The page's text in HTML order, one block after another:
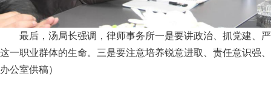
最后，汤局长强调，律师事务所一是要讲政治、抓党建、
这一职业群体的生命。三是要注意培养锐意进取、责任意识强
办公室供稿）